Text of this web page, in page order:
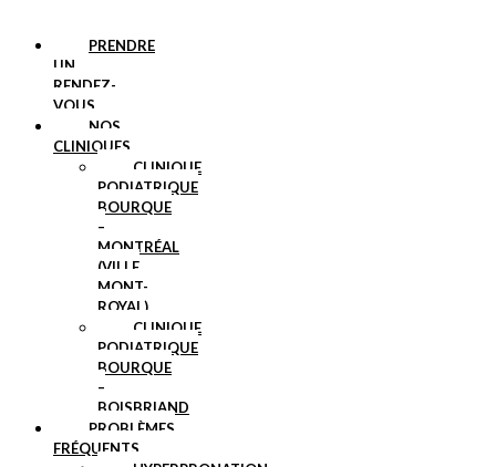
PRENDRE
UN
RENDEZ-
VOUS
NOS
CLINIQUES
CLINIQUE
PODIATRIQUE
BOURQUE
–
MONTRÉAL
(VILLE
MONT-
ROYAL)
CLINIQUE
PODIATRIQUE
BOURQUE
–
BOISBRIAND
PROBLÈMES
FRÉQUENTS